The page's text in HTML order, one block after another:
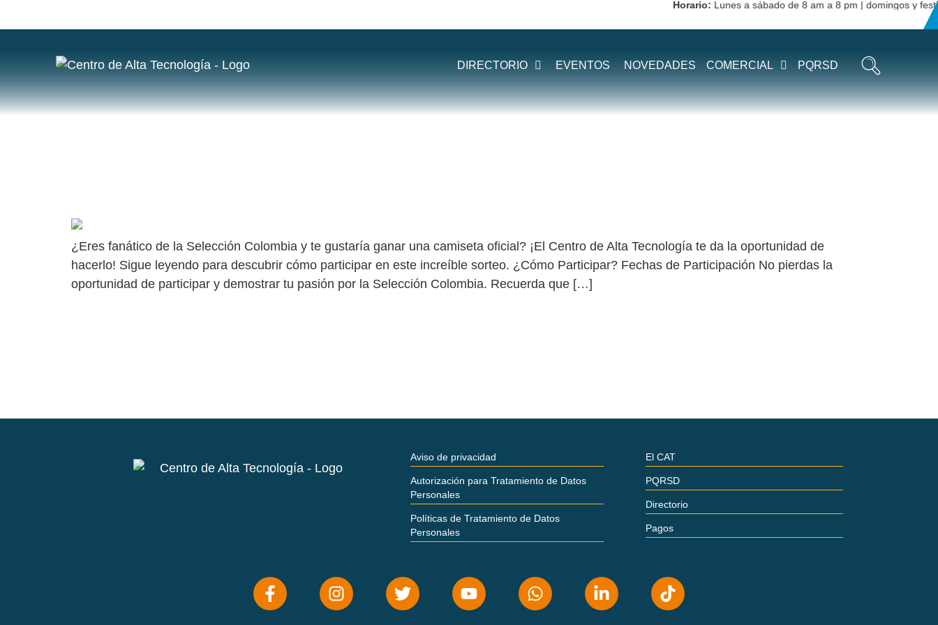
Horario:Lunes a sábado de 8 am a 8 pm | domingos y
DIRECTORIO EVENTOS NOVEDADES COMERCIAL PQRSD
ETIQUETA:GANA CAMISETA
SELECCIÓN COLOMBIA
¿Eres fanático de la Selección Colombia y te gustaría ganar una camiseta oficial? ¡El Centro de Alta Tecnología te da la oportunidad de
hacerlo! Sigue leyendo para descubrir cómo participar en este increíble sorteo. ¿Cómo Participar? Fechas de Participación No pierdas la
oportunidad de participar y demostrar tu pasión por la Selección Colombia. Recuerda que […]
Aviso de privacidad
Autorización para Tratamiento de Datos
Personales
Políticas de Tratamiento de Datos
Personales
El CAT
PQRSD
Directorio
Pagos